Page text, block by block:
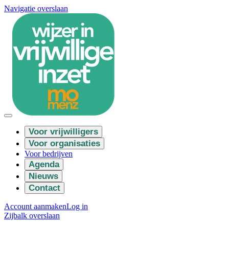
Navigatie overslaan
Voor vrijwilligers
Voor organisaties
Voor bedrijven
Agenda
Nieuws
Contact
Account aanmakenLog in
Zijbalk overslaan